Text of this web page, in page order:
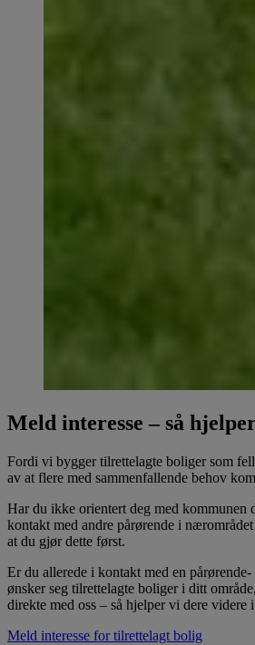
Meld interesse – så
Fordi vi bygger tilrettelagte boliger som
av at flere med sammenfallende behov
Har du ikke orientert deg med kommunen
kontakt med andre pårørende i
at du gjør dette først.
Er du allerede i kontakt med en
ønsker seg tilrettelagte boliger i ditt
direkte med oss – så hjelper vi dere videre i
Meld interesse for tilrettelagt bolig